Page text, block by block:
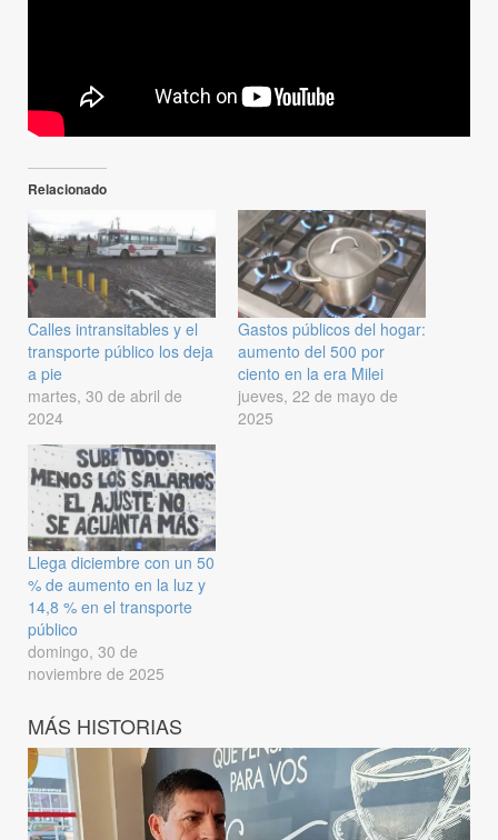
Relacionado
Calles intransitables y el
transporte público los deja
a pie
martes, 30 de abril de
2024
Gastos públicos del hogar:
aumento del 500 por
ciento en la era Milei
jueves, 22 de mayo de
2025
Llega diciembre con un 50
% de aumento en la luz y
14,8 % en el transporte
público
domingo, 30 de
noviembre de 2025
MÁS HISTORIAS